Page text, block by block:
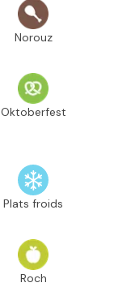
Norouz
Oktoberfest
Plats froids
Roch